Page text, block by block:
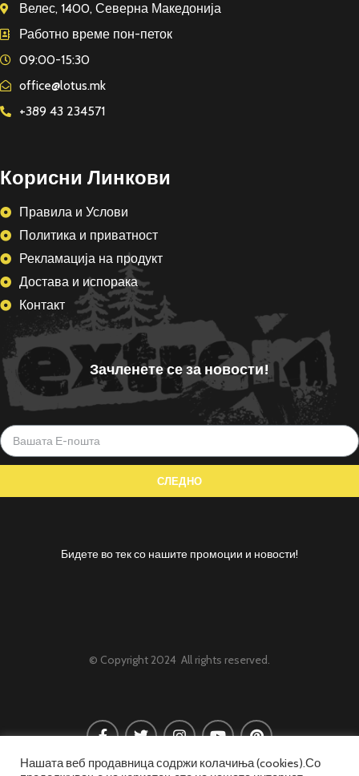
Велес, 1400, Северна Македонија
Работно време пон-петок
09:00-15:30
office@lotus.mk
+389 43 234571
Корисни Линкови
Правила и Услови
Политика и приватност
Рекламација на продукт
Достава и испорака
Контакт
Зачленете се за новости!
Бидете во тек со нашите промоции и новости!
© Copyright 2024 All rights reserved.